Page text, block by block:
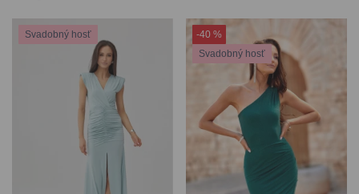
Svadobný hosť
-40 %
Svadobný hosť